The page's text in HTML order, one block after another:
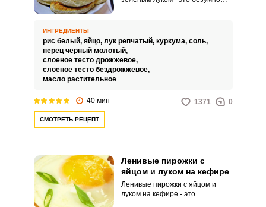
заполненных вареным рисом,
яйцом и нарезанным луком.
Пирожки обычно обжариваются
в сковороде на масле до
золотистого цвета, что придает
ИНГРЕДИЕНТЫ
рис белый, яйцо, лук репчатый, куркума, соль,
перец черный молотый,
слоеное тесто дрожжевое,
слоеное тесто бездрожжевое,
масло растительное
40 мин 1371 0
СМОТРЕТЬ РЕЦЕПТ
Ленивые пирожки с
яйцом и луком на кефире
Ленивые пирожки с яйцом и
луком на кефире - это
Запомнить меня
ЕЩЕ НЕ ЗАРЕГИСТРИРОВАННЫ?